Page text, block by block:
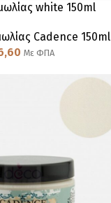
white 150ml
Cadence 150ml
Με ΦΠΑ